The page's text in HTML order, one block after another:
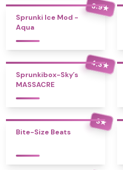
3.9★
Sprunki Ice Mod -
Aqua
4.3★
Sprunkibox-Sky’s
MASSACRE
3★
Bite-Size Beats